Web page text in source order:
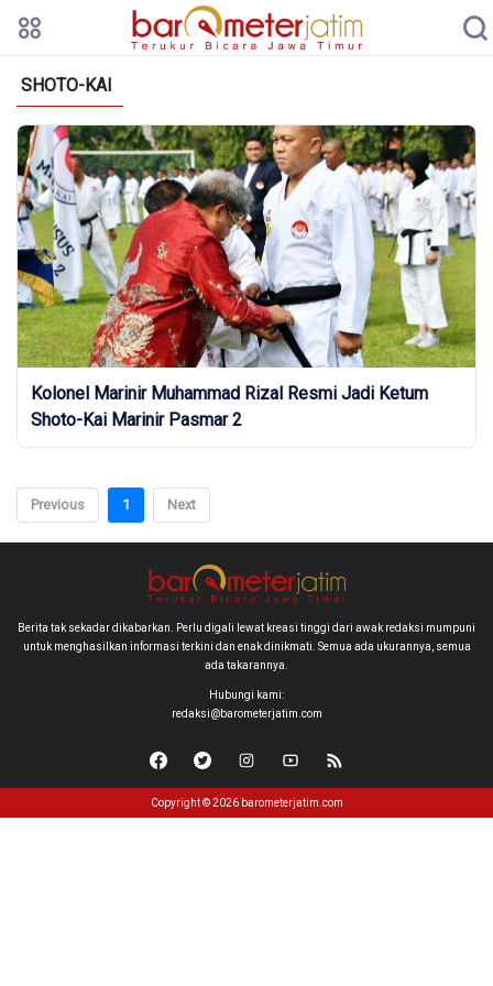
SHOTO-KAI
Kolonel Marinir Muhammad Rizal Resmi Jadi Ketum
Shoto-Kai Marinir Pasmar 2
Previous 1 Next
Berita tak sekadar dikabarkan. Perlu digali lewat kreasi tinggi dari awak redaksi mumpuni
untuk menghasilkan informasi terkini dan enak dinikmati. Semua ada ukurannya, semua
ada takarannya.
Hubungi kami:
redaksi@barometerjatim.com
Copyright © 2026 barometerjatim.com